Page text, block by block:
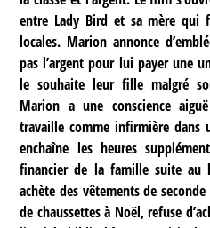
entre Lady Bird et sa mère qui
locales. Marion annonce
pas l’argent pour lui payer une
le souhaite leur fille malgré
Marion a une conscience
travaille comme infirmière dans
enchaîne les heures
financier de la famille suite au
achète des vêtements de
de chaussettes à Noël, refuse